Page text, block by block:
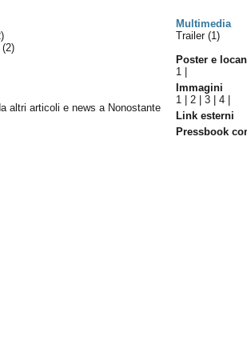
Multimedia
(2)
altri articoli e news a Nonostante
Trailer (1)
Poster e
1
Immagini
1 |2 |3 |4
Link esterni
Pressbook